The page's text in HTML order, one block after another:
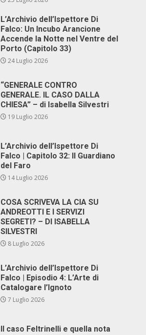
L’Archivio dell’Ispettore Di
Falco: Un Incubo Arancione
Accende la Notte nel Ventre del
Porto (Capitolo 33)
24 Luglio 2026
“GENERALE CONTRO
GENERALE. IL CASO DALLA
CHIESA” – di Isabella Silvestri
19 Luglio 2026
L’Archivio dell’Ispettore Di
Falco | Capitolo 32: Il Guardiano
del Faro
14 Luglio 2026
COSA SCRIVEVA LA CIA SU
ANDREOTTI E I SERVIZI
SEGRETI? – DI ISABELLA
SILVESTRI
8 Luglio 2026
L’Archivio dell’Ispettore Di
Falco | Episodio 4: L’Arte di
Catalogare l’Ignoto
7 Luglio 2026
Il caso Feltrinelli e quella nota